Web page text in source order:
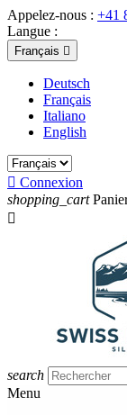
Appelez-nous : +41
Langue :
Français 
Deutsch
Français
Italiano
English
 Connexion
shopping_cart

search
Menu